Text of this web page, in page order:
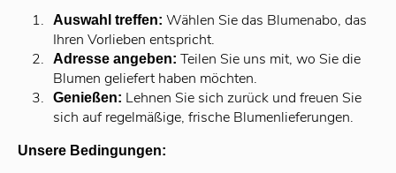
Auswahl treffen: Wählen Sie das Blumenabo, das
Ihren Vorlieben entspricht.
Adresse angeben: Teilen Sie uns mit, wo Sie die
Blumen geliefert haben möchten.
Genießen: Lehnen Sie sich zurück und freuen Sie
sich auf regelmäßige, frische Blumenlieferungen.
Unsere Bedingungen: